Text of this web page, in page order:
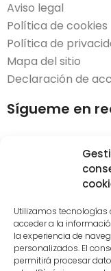
Utilizamos
acceder a la
la experiencia de
personalizados. El
permitirá procesar
Aviso legal
Política de cookies
Política de
Mapa del sitio
Declaración de
Sígueme en
Desarrollado por
Diseño de
Decoración de